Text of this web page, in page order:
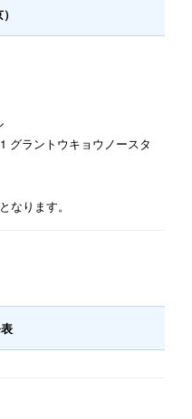
グラントウキョウノースタ
なります。